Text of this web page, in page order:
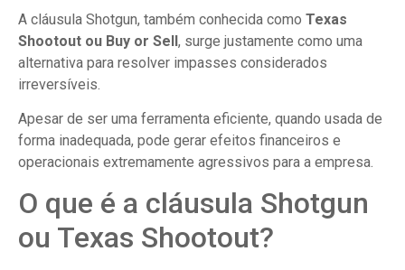
A cláusula Shotgun, também conhecida como Texas
Shootout ou Buy or Sell, surge justamente como uma
alternativa para resolver impasses considerados
irreversíveis.
Apesar de ser uma ferramenta eficiente, quando usada de
forma inadequada, pode gerar efeitos financeiros e
operacionais extremamente agressivos para a empresa.
O que é a cláusula Shotgun
ou Texas Shootout?